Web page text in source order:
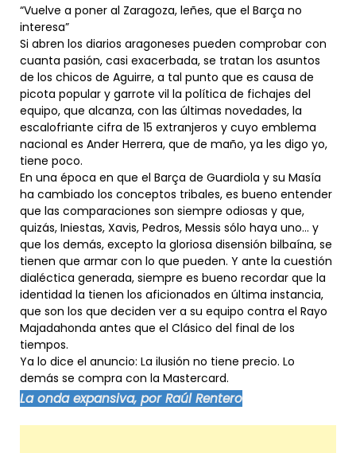
“Vuelve a poner al Zaragoza, leñes, que el Barça no
interesa”
Si abren los diarios aragoneses pueden comprobar con
cuanta pasión, casi exacerbada, se tratan los asuntos
de los chicos de Aguirre, a tal punto que es causa de
picota popular y garrote vil la política de fichajes del
equipo, que alcanza, con las últimas novedades, la
escalofriante cifra de 15 extranjeros y cuyo emblema
nacional es Ander Herrera, que de maño, ya les digo yo,
tiene poco.
En una época en que el Barça de Guardiola y su Masía
ha cambiado los conceptos tribales, es bueno entender
que las comparaciones son siempre odiosas y que,
quizás, Iniestas, Xavis, Pedros, Messis sólo haya uno… y
que los demás, excepto la gloriosa disensión bilbaína, se
tienen que armar con lo que pueden. Y ante la cuestión
dialéctica generada, siempre es bueno recordar que la
identidad la tienen los aficionados en última instancia,
que son los que deciden ver a su equipo contra el Rayo
Majadahonda antes que el Clásico del final de los
tiempos.
Ya lo dice el anuncio: La ilusión no tiene precio. Lo
demás se compra con la Mastercard.
La onda expansiva, por Raúl Rentero